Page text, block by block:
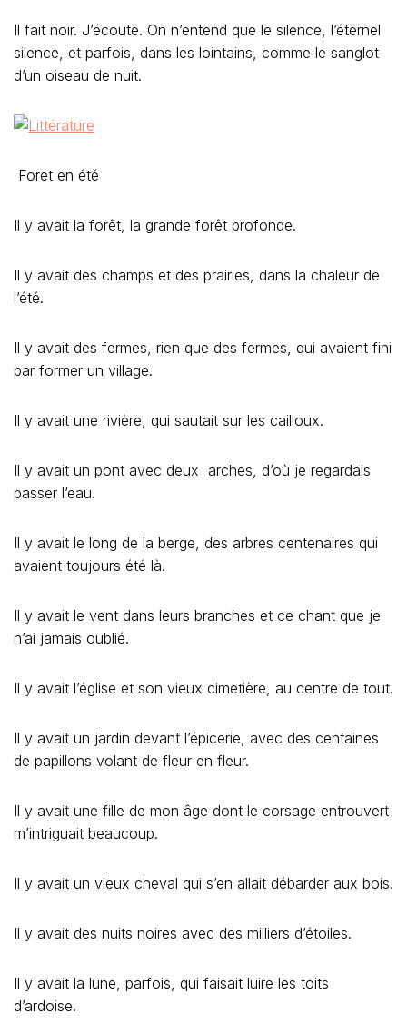
Il fait noir. J’écoute. On n’entend que le silence, l’éternel
silence, et parfois, dans les lointains, comme le sanglot
d’un oiseau de nuit.
Foret en été
Il y avait la forêt, la grande forêt profonde.
Il y avait des champs et des prairies, dans la chaleur de
l’été.
Il y avait des fermes, rien que des fermes, qui avaient fini
par former un village.
Il y avait une rivière, qui sautait sur les cailloux.
Il y avait un pont avec deux arches, d’où je regardais
passer l’eau.
Il y avait le long de la berge, des arbres centenaires qui
avaient toujours été là.
Il y avait le vent dans leurs branches et ce chant que je
n’ai jamais oublié.
Il y avait l’église et son vieux cimetière, au centre de tout.
Il y avait un jardin devant l’épicerie, avec des centaines
de papillons volant de fleur en fleur.
Il y avait une fille de mon âge dont le corsage entrouvert
m’intriguait beaucoup.
Il y avait un vieux cheval qui s’en allait débarder aux bois.
Il y avait des nuits noires avec des milliers d’étoiles.
Il y avait la lune, parfois, qui faisait luire les toits
d’ardoise.